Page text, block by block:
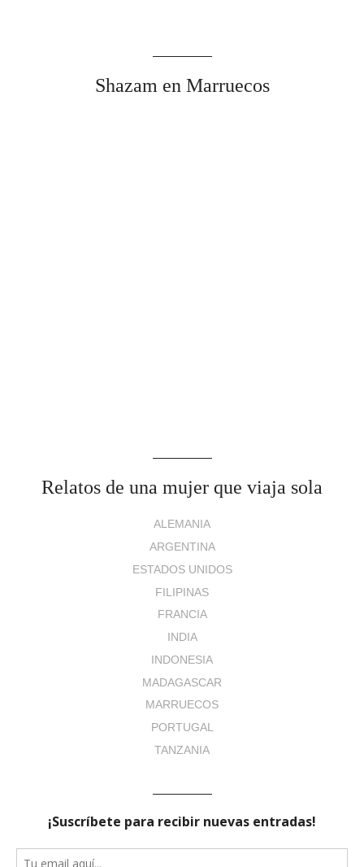
Shazam en Marruecos
Relatos de una mujer que viaja sola
ALEMANIA
ARGENTINA
ESTADOS UNIDOS
FILIPINAS
FRANCIA
INDIA
INDONESIA
MADAGASCAR
MARRUECOS
PORTUGAL
TANZANIA